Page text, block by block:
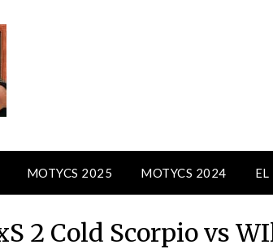
MOTYCS 2025 MOTYCS 2024
2 Cold Scorpio vs